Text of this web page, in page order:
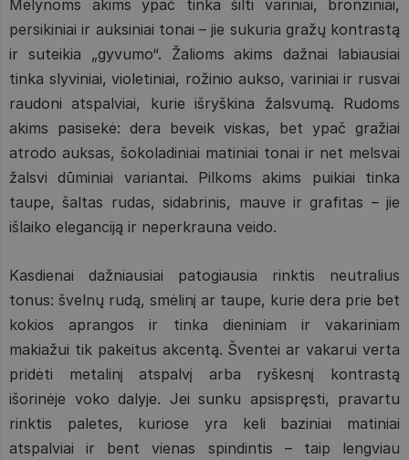
Mėlynoms akims ypač tinka šilti variniai, bronziniai,
persikiniai ir auksiniai tonai – jie sukuria gražų kontrastą
ir suteikia „gyvumo“. Žalioms akims dažnai labiausiai
tinka slyviniai, violetiniai, rožinio aukso, variniai ir rusvai
raudoni atspalviai, kurie išryškina žalsvumą. Rudoms
akims pasisekė: dera beveik viskas, bet ypač gražiai
atrodo auksas, šokoladiniai matiniai tonai ir net melsvai
žalsvi dūminiai variantai. Pilkoms akims puikiai tinka
taupe, šaltas rudas, sidabrinis, mauve ir grafitas – jie
išlaiko eleganciją ir neperkrauna veido.
Kasdienai dažniausiai patogiausia rinktis neutralius
tonus: švelnų rudą, smėlinį ar taupe, kurie dera prie bet
kokios aprangos ir tinka dieniniam ir vakariniam
makiažui tik pakeitus akcentą. Šventei ar vakarui verta
pridėti metalinį atspalvį arba ryškesnį kontrastą
išorinėje voko dalyje. Jei sunku apsispręsti, pravartu
rinktis paletes, kuriose yra keli baziniai matiniai
atspalviai ir bent vienas spindintis – taip lengviau